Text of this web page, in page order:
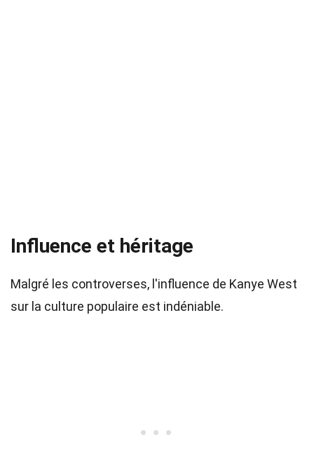
Influence et héritage
Malgré les controverses, l'influence de Kanye West
sur la culture populaire est indéniable.